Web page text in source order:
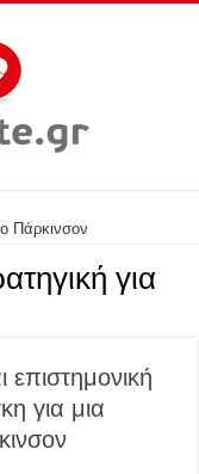
Πάρκινσον
για
για μια